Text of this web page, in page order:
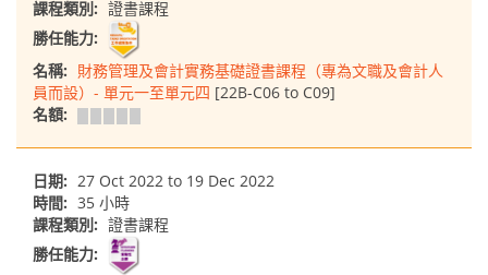
課程類別: 證書課程
勝任能力:
名稱: 財務管理及會計實務基礎證書課程（專為文職及會計人
員而設）- 單元一至單元四 [22B-C06 to C09]
名額:
日期: 27 Oct 2022 to 19 Dec 2022
時間: 35 小時
課程類別: 證書課程
勝任能力: